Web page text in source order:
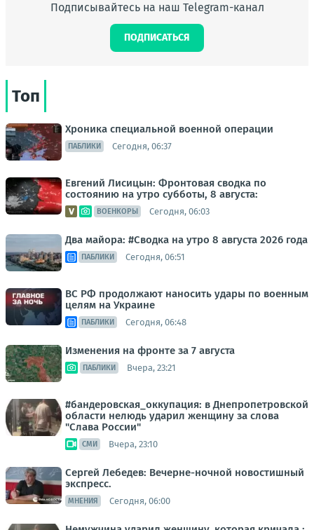
Подписывайтесь на наш Telegram-канал
ПОДПИСАТЬСЯ
Топ
Хроника специальной военной операции
ПАБЛИКИ Сегодня, 06:37
Евгений Лисицын: Фронтовая сводка по
состоянию на утро субботы, 8 августа:
ВОЕНКОРЫ Сегодня, 06:03
Два майора: #Сводка на утро 8 августа 2026 года
ПАБЛИКИ Сегодня, 06:51
ВС РФ продолжают наносить удары по военным
целям на Украине
ПАБЛИКИ Сегодня, 06:48
Изменения на фронте за 7 августа
ПАБЛИКИ Вчера, 23:21
#бандеровская_оккупация: в Днепропетровской
области нелюдь ударил женщину за слова
"Слава России"
СМИ Вчера, 23:10
Сергей Лебедев: Вечерне-ночной новостишный
экспресс.
МНЕНИЯ Сегодня, 06:00